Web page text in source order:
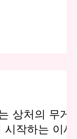
상처의 무게:
작하는 이세